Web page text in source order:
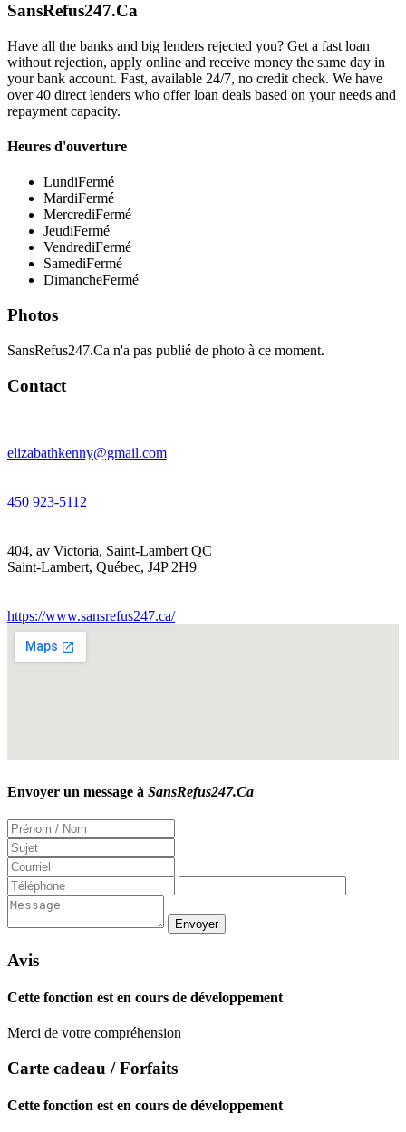
SansRefus247.Ca
Have all the banks and big lenders rejected you? Get a fast loan
without rejection, apply online and receive money the same day in
your bank account. Fast, available 24/7, no credit check. We have
over 40 direct lenders who offer loan deals based on your needs and
repayment capacity.
Heures d'ouverture
LundiFermé
MardiFermé
MercrediFermé
JeudiFermé
VendrediFermé
SamediFermé
DimancheFermé
Photos
SansRefus247.Ca n'a pas publié de photo à ce moment.
Contact
elizabathkenny@gmail.com
450 923-5112
404, av Victoria, Saint-Lambert QC
Saint-Lambert, Québec, J4P 2H9
https://www.sansrefus247.ca/
Envoyer un message à SansRefus247.Ca
Avis
Cette fonction est en cours de développement
Merci de votre compréhension
Carte cadeau / Forfaits
Cette fonction est en cours de développement